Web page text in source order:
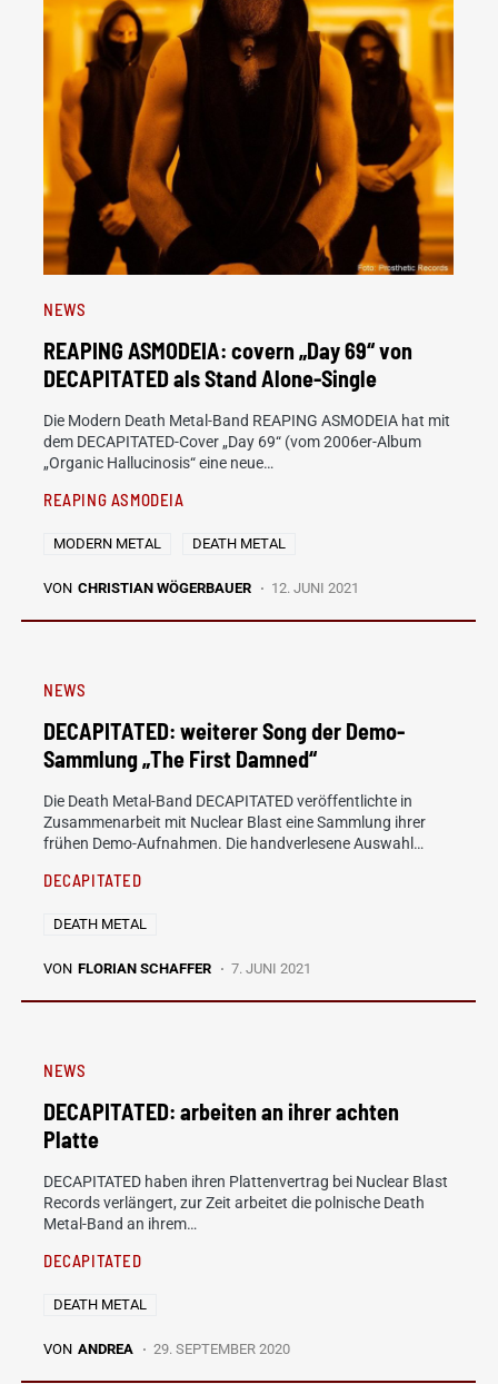
NEWS
REAPING ASMODEIA: covern „Day 69“ von
DECAPITATED als Stand Alone-Single
Die Modern Death Metal-Band REAPING ASMODEIA hat mit
dem DECAPITATED-Cover „Day 69“ (vom 2006er-Album
„Organic Hallucinosis“ eine neue…
REAPING ASMODEIA
MODERN METAL DEATH METAL
VON CHRISTIAN WÖGERBAUER 12. JUNI 2021
NEWS
DECAPITATED: weiterer Song der Demo-
Sammlung „The First Damned“
Die Death Metal-Band DECAPITATED veröffentlichte in
Zusammenarbeit mit Nuclear Blast eine Sammlung ihrer
frühen Demo-Aufnahmen. Die handverlesene Auswahl…
DECAPITATED
DEATH METAL
VON FLORIAN SCHAFFER 7. JUNI 2021
NEWS
DECAPITATED: arbeiten an ihrer achten
Platte
DECAPITATED haben ihren Plattenvertrag bei Nuclear Blast
Records verlängert, zur Zeit arbeitet die polnische Death
Metal-Band an ihrem…
DECAPITATED
DEATH METAL
VON ANDREA 29. SEPTEMBER 2020